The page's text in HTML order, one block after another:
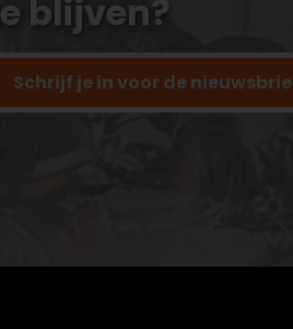
blijven?
Schrijf je in voor de